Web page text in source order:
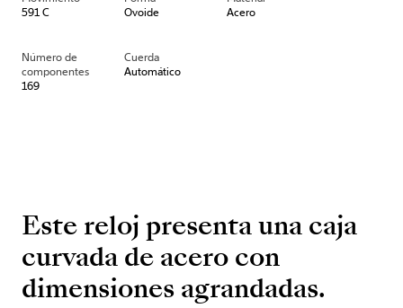
591 C
Ovoide
Acero
Número de
componentes
169
Cuerda
Automático
Este reloj presenta una caja
curvada de acero con
dimensiones agrandadas.